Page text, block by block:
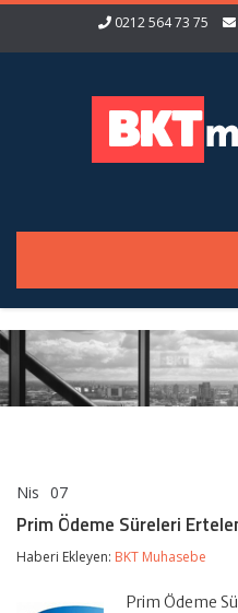
0212 564 73 75
Nis 07
Süreleri
Ertelendi
için
Prim Ödeme Süreleri
Haberi Ekleyen: BKT Muhasebe
Prim Ödeme